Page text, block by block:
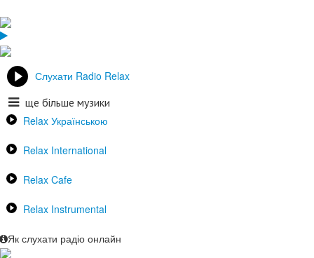
Слухати Radio Relax
ще більше музики
Relax Українською
Relax International
Relax Cafe
Relax Instrumental
Як слухати радіо онлайн